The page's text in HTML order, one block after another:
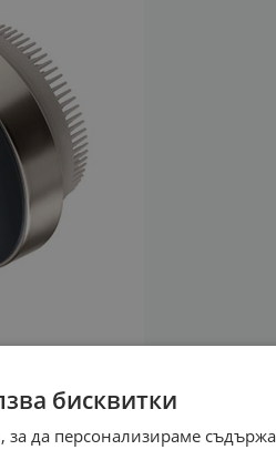
бисквитки
за да персонализираме